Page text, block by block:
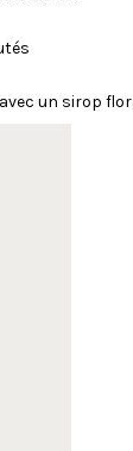
un sirop